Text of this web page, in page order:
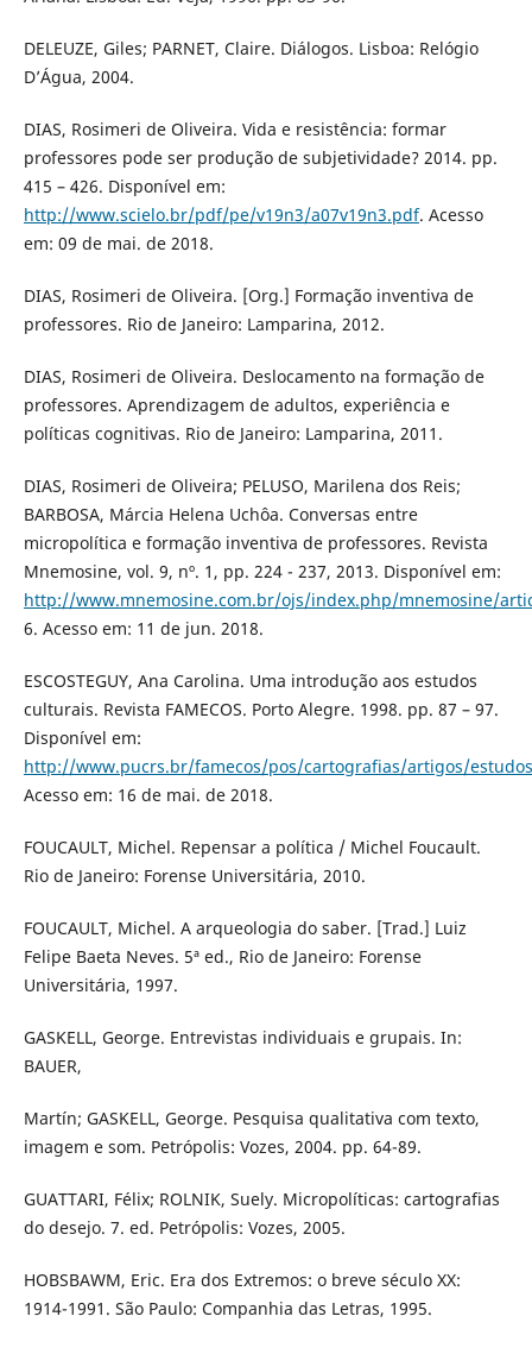
DELEUZE, Giles; PARNET, Claire. Diálogos. Lisboa: Relógio
D’Água, 2004.
DIAS, Rosimeri de Oliveira. Vida e resistência: formar
professores pode ser produção de subjetividade? 2014. pp.
415 – 426. Disponível em:
http://www.scielo.br/pdf/pe/v19n3/a07v19n3.pdf. Acesso
em: 09 de mai. de 2018.
DIAS, Rosimeri de Oliveira. [Org.] Formação inventiva de
professores. Rio de Janeiro: Lamparina, 2012.
DIAS, Rosimeri de Oliveira. Deslocamento na formação de
professores. Aprendizagem de adultos, experiência e
políticas cognitivas. Rio de Janeiro: Lamparina, 2011.
DIAS, Rosimeri de Oliveira; PELUSO, Marilena dos Reis;
BARBOSA, Márcia Helena Uchôa. Conversas entre
micropolítica e formação inventiva de professores. Revista
Mnemosine, vol. 9, nº. 1, pp. 224 - 237, 2013. Disponível em:
http://www.mnemosine.com.br/ojs/index.php/mnemosine/
6. Acesso em: 11 de jun. 2018.
ESCOSTEGUY, Ana Carolina. Uma introdução aos estudos
culturais. Revista FAMECOS. Porto Alegre. 1998. pp. 87 – 97.
Disponível em:
http://www.pucrs.br/famecos/pos/cartografias/artigos/
Acesso em: 16 de mai. de 2018.
FOUCAULT, Michel. Repensar a política / Michel Foucault.
Rio de Janeiro: Forense Universitária, 2010.
FOUCAULT, Michel. A arqueologia do saber. [Trad.] Luiz
Felipe Baeta Neves. 5ª ed., Rio de Janeiro: Forense
Universitária, 1997.
GASKELL, George. Entrevistas individuais e grupais. In:
BAUER,
Martín; GASKELL, George. Pesquisa qualitativa com texto,
imagem e som. Petrópolis: Vozes, 2004. pp. 64-89.
GUATTARI, Félix; ROLNIK, Suely. Micropolíticas: cartografias
do desejo. 7. ed. Petrópolis: Vozes, 2005.
HOBSBAWM, Eric. Era dos Extremos: o breve século XX:
1914-1991. São Paulo: Companhia das Letras, 1995.